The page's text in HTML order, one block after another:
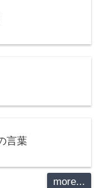
言葉
more...